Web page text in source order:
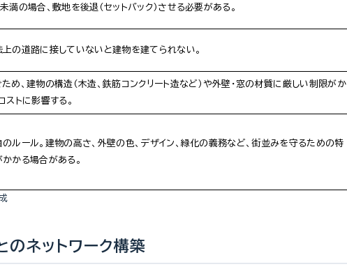
満の場合、敷地を後退（セットバック）させる必要がある。
の道路に接していないと建物を建てられない。
め、建物の構造（木造、鉄筋コンクリート造など）や外壁・窓の材質に厳しい制限がか
ストに影響する。
ルール。建物の高さ、外壁の色、デザイン、緑化の義務など、街並みを守るための特
かる場合がある。
のネットワーク構築